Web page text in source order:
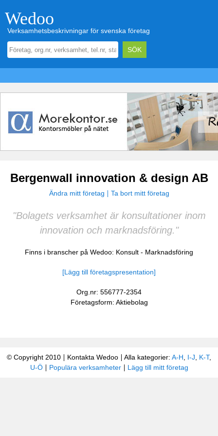
Wedoo
Verksamhetsbeskrivningar för svenska företag
Bergenwall innovation & design AB
Ändra mitt företag Ta bort mitt företag
"Bolagets verksamhet är konsultationer inom
innovation och marknadsföring."
Finns i branscher på Wedoo: Konsult - Marknadsföring
[Lägg till företagspresentation]
Org.nr: 556777-2354
Företagsform: Aktiebolag
© Copyright 2010 Kontakta Wedoo Alla kategorier: A-H I-J K-T,
U-Ö
Populära verksamheter Lägg till mitt företag